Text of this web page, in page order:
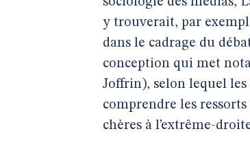
y trouverait, par
dans le cadrage du
conception qui met
Joffrin), selon lequel
comprendre les
chères à l’extrême-